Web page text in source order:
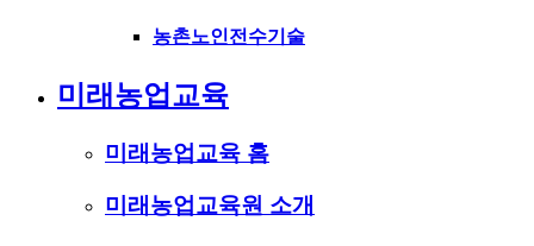
농촌노인전수기술
미래농업교육
미래농업교육 홈
미래농업교육원 소개